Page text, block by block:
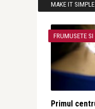
MAKE IT SIMPLE
FRUMUSETE SI
Primul